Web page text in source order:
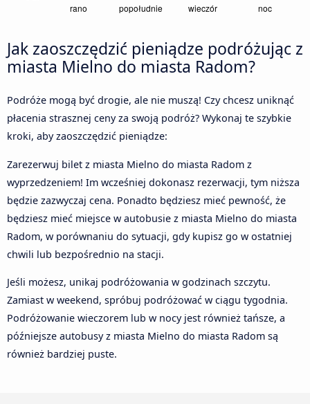
Jak zaoszczędzić pieniądze podróżując z
miasta Mielno do miasta Radom?
Podróże mogą być drogie, ale nie muszą! Czy chcesz uniknąć
płacenia strasznej ceny za swoją podróż? Wykonaj te szybkie
kroki, aby zaoszczędzić pieniądze:
Zarezerwuj bilet z miasta Mielno do miasta Radom z
wyprzedzeniem! Im wcześniej dokonasz rezerwacji, tym niższa
będzie zazwyczaj cena. Ponadto będziesz mieć pewność, że
będziesz mieć miejsce w autobusie z miasta Mielno do miasta
Radom, w porównaniu do sytuacji, gdy kupisz go w ostatniej
chwili lub bezpośrednio na stacji.
Jeśli możesz, unikaj podróżowania w godzinach szczytu.
Zamiast w weekend, spróbuj podróżować w ciągu tygodnia.
Podróżowanie wieczorem lub w nocy jest również tańsze, a
późniejsze autobusy z miasta Mielno do miasta Radom są
również bardziej puste.